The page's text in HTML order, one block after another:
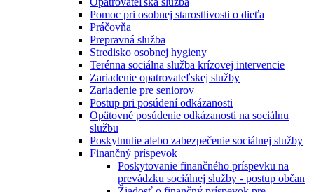
Pomoc pri osobnej starostlivosti o dieťa
Práčovňa
Prepravná služba
Stredisko osobnej hygieny
Terénna sociálna služba krízovej intervencie
Zariadenie opatrovateľskej služby
Zariadenie pre seniorov
Postup pri posúdení odkázanosti
Opätovné posúdenie odkázanosti na sociálnu
službu
Poskytnutie alebo zabezpečenie sociálnej služby
Finančný príspevok
Poskytovanie finančného príspevku na
prevádzku sociálnej služby - postup občan